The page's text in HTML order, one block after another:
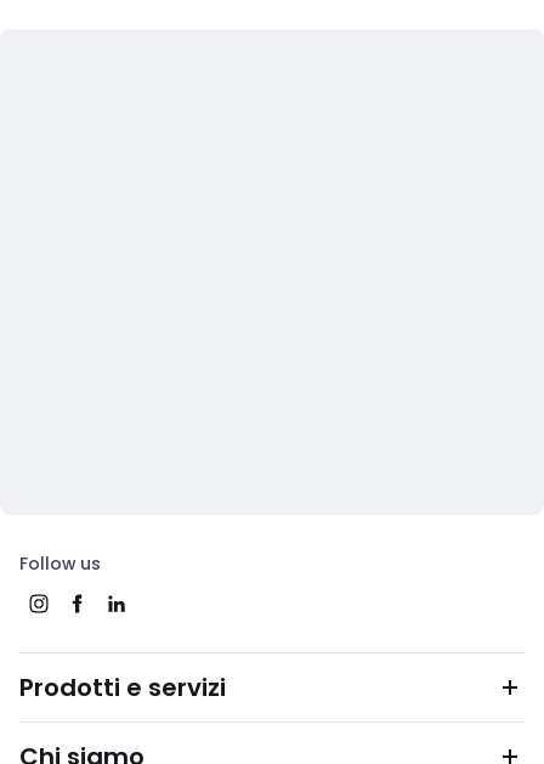
Follow us
Prodotti e servizi
Chi siamo